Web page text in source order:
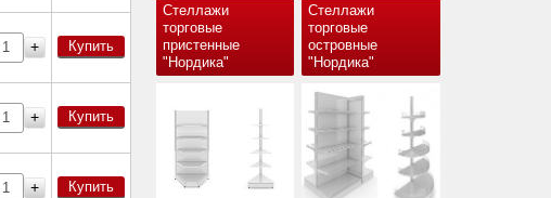
Стеллажи
торговые
пристенные
"Нордика"
Стеллажи
торговые
островные
"Нордика"
+ Купить
+ Купить
+ Купить